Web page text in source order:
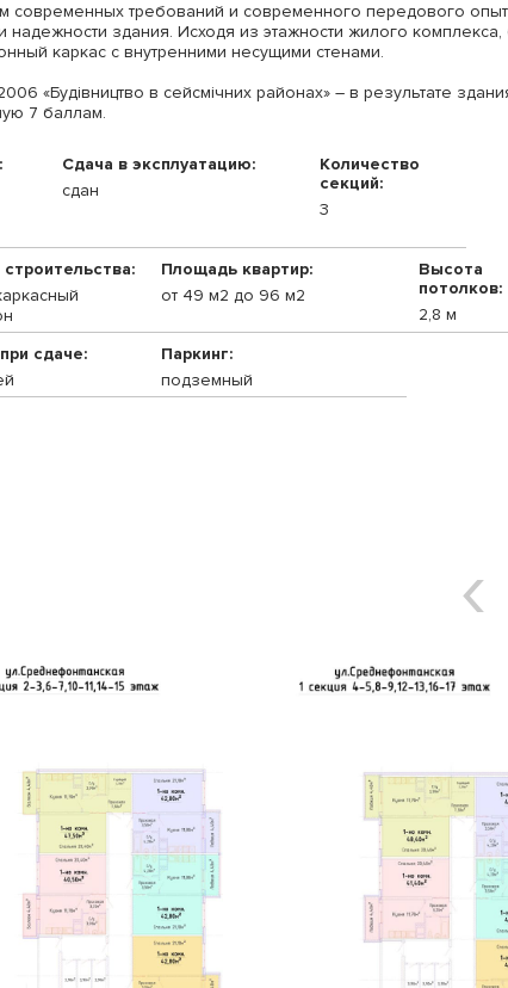
современных требований и современного передового
надежности здания. Исходя из этажности жилого
каркас с внутренними несущими стенами.
«Будівництво в сейсмічних районах» – в результате
7 баллам.
Сдача в эксплуатацию:
сдан
Количество
секций:
3
Площадь квартир:
от 49 м2 до 96 м2
Высота
потолков:
2,8 м
сдаче:
Паркинг:
подземный
‹